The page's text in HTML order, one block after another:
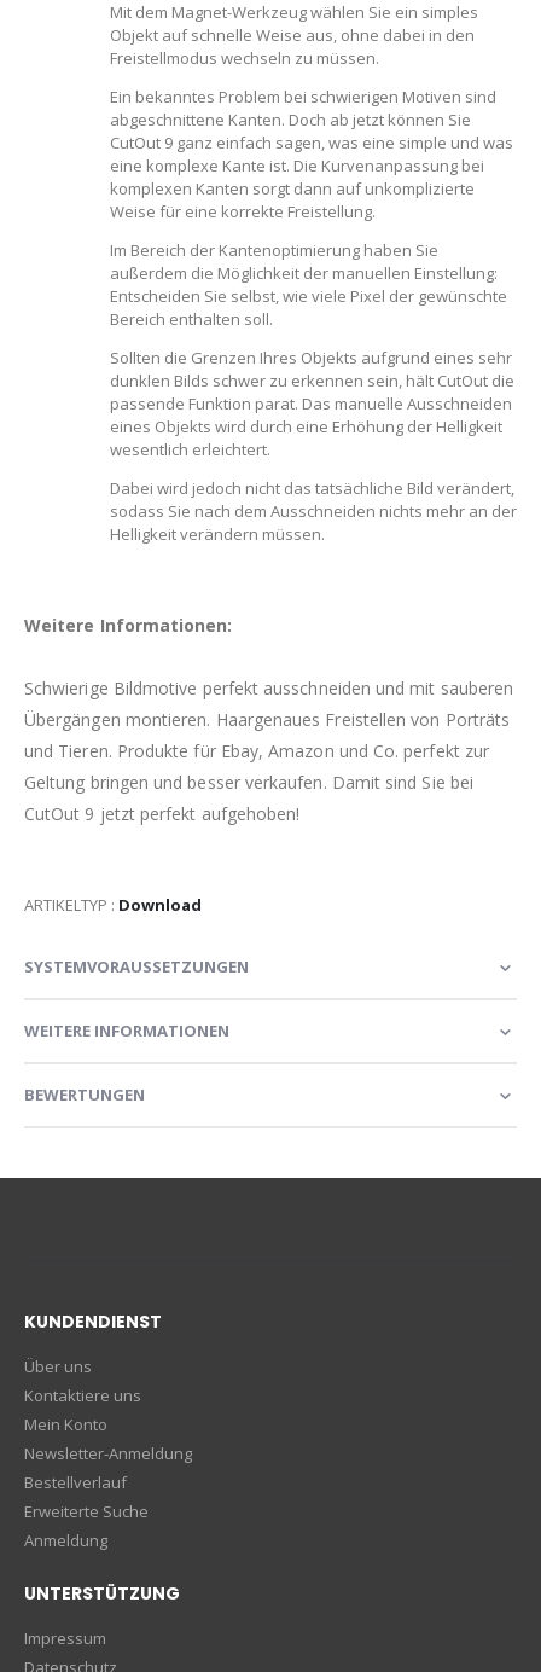
Mit dem Magnet-Werkzeug wählen Sie ein simples
Objekt auf schnelle Weise aus, ohne dabei in den
Freistellmodus wechseln zu müssen.
Ein bekanntes Problem bei schwierigen Motiven sind
abgeschnittene Kanten. Doch ab jetzt können Sie
CutOut 9 ganz einfach sagen, was eine simple und was
eine komplexe Kante ist. Die Kurvenanpassung bei
komplexen Kanten sorgt dann auf unkomplizierte
Weise für eine korrekte Freistellung.
Im Bereich der Kantenoptimierung haben Sie
außerdem die Möglichkeit der manuellen Einstellung:
Entscheiden Sie selbst, wie viele Pixel der gewünschte
Bereich enthalten soll.
Sollten die Grenzen Ihres Objekts aufgrund eines sehr
dunklen Bilds schwer zu erkennen sein, hält CutOut die
passende Funktion parat. Das manuelle Ausschneiden
eines Objekts wird durch eine Erhöhung der Helligkeit
wesentlich erleichtert.
Dabei wird jedoch nicht das tatsächliche Bild verändert,
sodass Sie nach dem Ausschneiden nichts mehr an der
Helligkeit verändern müssen.
Weitere Informationen:
Schwierige Bildmotive perfekt ausschneiden und mit sauberen
Übergängen montieren. Haargenaues Freistellen von Porträts
und Tieren. Produkte für Ebay, Amazon und Co. perfekt zur
Geltung bringen und besser verkaufen. Damit sind Sie bei
CutOut 9 jetzt perfekt aufgehoben!
ARTIKELTYP : Download
SYSTEMVORAUSSETZUNGEN
WEITERE INFORMATIONEN
BEWERTUNGEN
KUNDENDIENST
Über uns
Kontaktiere uns
Mein Konto
Newsletter-Anmeldung
Bestellverlauf
Erweiterte Suche
Anmeldung
UNTERSTÜTZUNG
Impressum
Datenschutz